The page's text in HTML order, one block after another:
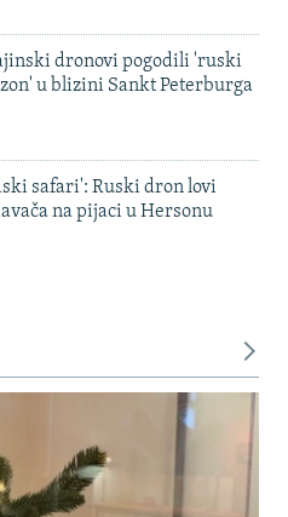
dronovi pogodili 'ruski
u blizini Sankt Peterburga
safari': Ruski dron lovi
na pijaci u Hersonu